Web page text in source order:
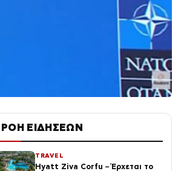
ΡΟΗ ΕΙΔΗΣΕΩΝ
TRAVEL
Hyatt Ziva Corfu – Έρχεται το